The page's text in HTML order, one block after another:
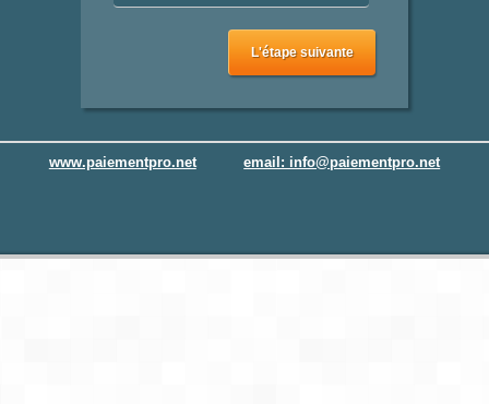
L'étape suivante
www.paiementpro.net email: info@paiementpro.net